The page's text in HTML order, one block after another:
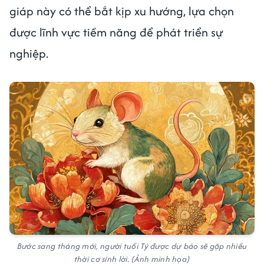
giáp này có thể bắt kịp xu hướng, lựa chọn
được lĩnh vực tiềm năng để phát triển sự
nghiệp.
Bước sang tháng mới, người tuổi Tý được dự báo sẽ gặp nhiều
thời cơ sinh lời. (Ảnh minh họa)